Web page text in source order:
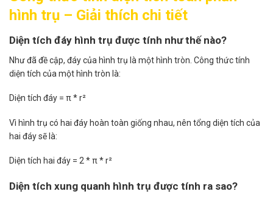
hình trụ – Giải thích chi tiết
Diện tích đáy hình trụ được tính như thế nào?
Như đã đề cập, đáy của hình trụ là một hình tròn. Công thức tính
diện tích của một hình tròn là:
Diện tích đáy = π * r²
Vì hình trụ có hai đáy hoàn toàn giống nhau, nên tổng diện tích của
hai đáy sẽ là:
Diện tích hai đáy = 2 * π * r²
Diện tích xung quanh hình trụ được tính ra sao?